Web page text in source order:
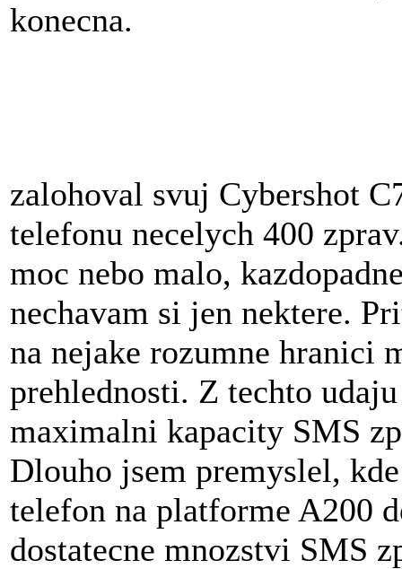
konecna.
zalohoval svuj Cybershot
telefonu necelych 400
moc nebo malo,
nechavam si jen nektere.
na nejake rozumne hranici
prehlednosti. Z techto
maximalni kapacity SMS
Dlouho jsem premyslel,
telefon na platforme A200
dostatecne mnozstvi SMS